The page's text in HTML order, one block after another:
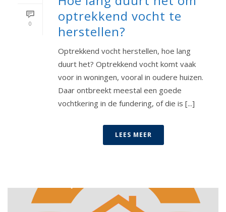
0
optrekkend vocht te
herstellen?
Optrekkend vocht herstellen, hoe lang
duurt het? Optrekkend vocht komt vaak
voor in woningen, vooral in oudere huizen.
Daar ontbreekt meestal een goede
vochtkering in de fundering, of die is [...]
LEES MEER